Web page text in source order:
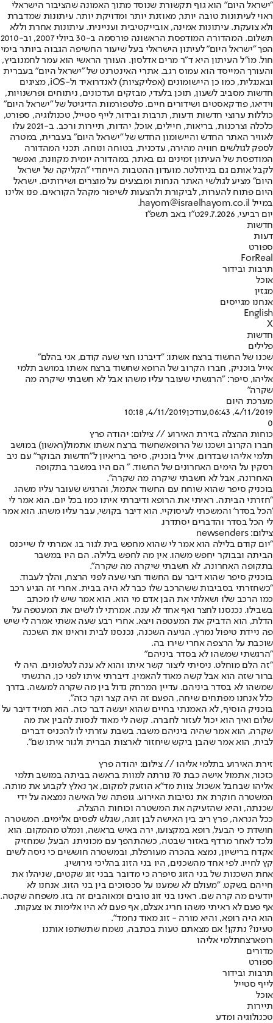
"ישראל היום" הוא גוף תקשורת שנוסד מתוך האמונה שהציבור הישראלי
ראוי לעיתונות טובה יותר, מאוזנת יותר ומדויקת יותר. עיתונות שמדברת
ולא צועקת. עיתונות אמינה, אובייקטיבית ועניינית. עיתונות אחרת וללא
תשלום. המהדורה המודפסת הראשונה פורסמה ב-30 ביולי 2007, וב-2010
הפך "ישראל היום" לעיתון הישראלי בעל שיעור החשיפה הגבוה ביותר בימי
חול. מו"ל העיתון היא ד"ר מרים אדלסון. העורך הראשי הוא עמר לחמנוביץ,
והעורך המייסד הוא עמוס רגב. אתרי האינטרנט של "ישראל היום" בעברית
ובאנגלית, כמו כן היישומונים (אפליקציות) לאנדרואיד ול-iOS, מציגים
חדשות מסביב לשעון, תוכן בלעדי, מבזקים ועדכונים, ניתוחים ופרשנויות,
וידיאו, פודקאסטים ושידורים חיים. פלטפורמות הדיגיטל של "ישראל היום"
כוללות ערוצי חדשות ודעות, תרבות ובידור, לייף סטייל, טכנולוגיה, ספורט,
כלכלה וצרכנות, בריאות, חיילים, אוכל, יהדות, תיירות ורכב. ב-2021 עלו
לאוויר האתר החדש והיישומון החדש של "ישראל היום" בעברית, במטרה
לספק לגולשים חוויה מהירה, עדכנית, בטוחה ונוחה. תכני המהדורה
המודפסת של העיתון זמינים גם באתר, במהדורה יומית מקוונת, ואפשר
לקבל אותם גם בניוזלטר. מועדון ההטבות הייחודי "הקליקה של ישראל
היום" מציע לגולשי האתר הנחות ומבצעים על מוצרים ושירותים. ישראל
היום פתוח להערות, לביקורת ולהצעות לשיפור מקהל הקוראים. פנו אלינו
במייל hayom@israelhayom.co.il.
יום רביעי, 29.7.2026
ט"ו באב תשפ"ו
חדשות
דעות
ספורט
ForReal
תרבות ובידור
אוכל
מגזין
אנחנו מגייסים
English
X
חדשות
פלילים
שכנו של החשוד ברצח אשתו: "דיברנו חצי שעה קודם, אני בהלם"
אייל בוכניק, חברו הקרוב של הרופא שחשוד ברצח אשתו במושב תלמי
אליהו, סיפר: "הרגשתי שעובר עליו משהו אבל לא חשבתי שיקרה מה
שקרה"
מערכת היום
4/11/2019, 06:43
,עודכן4/11/2019, 10:18
0
כוחות ההצלה בזירת האירוע // צילום: יהודה פרץ
חברו הקרוב ושכנו של הרופאשחשוד ברצח אשתו אתמול(ראשון) במושב
תלמי אליהו שבדרום, אייל בוכניק, סיפר בריאיון ל"חדשות הבוקר" עם ניב
רסקין על הימים האחרונים של החשוד. " הם היו במשבר בתקופה
האחרונה, אבל לא חשבתי שיקרה מה שקרה".
בוכניק סיפר שהוא שוחח עם החשוד אתמול, והרגיש שעובר עליו משהו.
"חזרתי הביתה. ראיתי את הרופא ודיברתי איתו כמו בכל יום. הוא אמר לי
'הכל בסדר' והמשכתי לעיסוקיי. הוא דיבר בקושי, עבר עליו משהו. הוא אמר
לי הכל בסדר והדברים יסתדרו.
צילום: newsenders
"יום קודם בלילה הוא אמר לי שהוא מחפש בית לגור בו. אמרתי לו שייכנס
הביתה ובבוקר יחפש משהו. אין מה לחפש בלילה. הם היו במשבר
בתקופה האחרונה. לא חשבתי שיקרה מה שקרה".
בוכניק סיפר שהוא דיבר עם החשוד חצי שעה לפני הרצח, והלך לעבוד.
"כשחזרתי בסביבות ששהרכב שלו כבר לא היה בבית. אחרי זה הגיע רכב
כמו הרכב שלו ושאלתי את הבן אדם מי הוא. הוא אמר שיש לו מכתב
בשבילו. נכנסנו לחצר ואף אחד לא ענה. אמרתי לו לשים את המעטפה על
הדלת, הוא הדביק את המעטפה ויצא. אחרי רבע שעה אשתי אמרה לי שיש
פה ניידת טיפול נמרץ. הגיעה השכנה, נכנסנו לבית וראינו את השכנה
שוכבת על הרצפה אחרי שירו בה.
"הרגשתי שמשהו לא בסדר ביניהם"
"זה הלם מוחלט. ניסיתי ליצור קשר איתו והוא לא ענה לטלפונים. היה לי
ברור שזה הוא אבל קשה מאוד להאמין. דיברתי איתו לפני כן, הרגשתי
שמשהו לא בסדר ביניהם. עדיין המרחק גדול בין מה שקרה למעשה. בדרך
כלל אנחנו מפתחים שיחה, הפעם זה היה קצר וקר כזה".
בוכניק הוסיף, לא האמנתי בחיים שהוא יעשה דבר כזה. הוא תמיד דיבר על
שלום ואיך הוא יכול לעזור לחברה. קשה לי מאוד לנסות להבין את מה
שקרה, הוא אמר שהיה ביניהם משבר. בשבת עזרתי לו להכניס דברים
לבית, הוא אמר שהבן ביקש שיחזור לארצות הברית ולגור איתו שם".
זירת האירוע בתלמי אליהו // צילום: יהודה פרץ
כזכור, אתמול אישה כבת 70 נורתה למוות בראשה בביתה במושב תלמי
אליהו שבחבל אשכול. צוות מד"א הוזעק למקום, אך נאלץ לקבוע את מותה.
המשטרה חוקרת את נסיבות האירוע. גופתה של האישה נמצאה על ידי
שכנתה, והיא שהזעיקה את המשטרה וכוחות ההצלה.
ככל הנראה, פרץ ריב בין האישה לבן זוגה, שגלש לפסים אלימים. המשטרה
חושדת כי הבעל, רופא במקצועו, ירה באיש בראשה, ונמלט מהמקום. הוא
נלכד לאחר מרדף באזור שבטה, כשהתהפך עם מכוניתו. הבעל, שמחזיק
אקדח ברישיון, נמצא בהכרה מעורפלת, ובמשטרה חוששים כי ניסה לשים
קץ לחייו. לפי אחד מהשכנים, היו בני הזוג בהליכי גירושין.
אחת השכנות של בני הזוג סיפרה כי מדובר בבני זוג שקטים, שניהלו את
חייהם בשקט. "מעולם לא שמענו על סכסוכים בין בני הזוג. אנחנו לא
יודעים מה קרה שם. ראינו בני זוג טובים ומאוהבים זה בזו. משפחה שקטה.
אף פעם לא ראיתי משהו חריג אצלם, אף פעם לא היו אלימות או צעקות.
הוא היה רופא, והיא מורה - זוג מאוד נחמד".
טעינו? נתקן! אם מצאתם טעות בכתבה, נשמח שתשתפו אותנו
רופארצחתלמי אליהו
מדורים
ספורט
תרבות ובידור
לייף סטייל
אוכל
תיירות
טכנולוגיה ומדע